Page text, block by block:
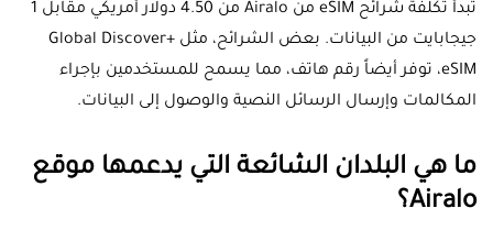
تبدأ تكلفة شرائح eSIM من Airalo من 4.50 دولار أمريكي مقابل 1
جيجابايت من البيانات. بعض الشرائح، مثل Global Discover+
eSIM، توفر أيضاً رقم هاتف، مما يسمح للمستخدمين بإجراء
المكالمات وإرسال الرسائل النصية والوصول إلى البيانات.
ما هي البلدان الشائعة التي يدعمها موقع
Airalo؟